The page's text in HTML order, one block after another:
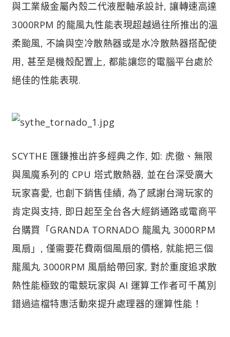
與工業級金屬內殼二代液壓軸承設計, 讓轉速高達
3000RPM 的龍風丸性能表現超越過往所推出的溫
柔颱風, 不論與空冷散熱器或是水冷散熱器搭配使
用, 甚至是機殼配置上, 都能讓您的電腦平台處於
絕佳的性能表現.
SCYTHE 匯鎌推出許多經典之作, 如: 虎徹、無限
與風魔系列的 CPU 塔式散熱器, 並在台深受廣大
玩家喜愛, 也創下銷售佳績, 為了感謝台灣玩家的
肯定與支持, 即日起至全台各大經銷通路或電商平
台購買「GRANDA TORNADO 龍風丸 3000RPM
風扇」, 僅需要花費兩個風扇的價格, 就能把三個
龍風丸 3000RPM 風扇給帶回家, 對於重度追求散
熱性能極致的電競玩家與 AI 運算工作者可千萬別
錯過這檔特惠活動來提升處理器的運算性能！